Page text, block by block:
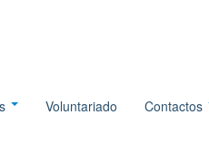
Voluntariado Contactos